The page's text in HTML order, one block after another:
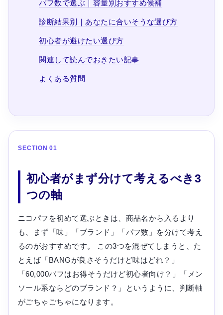
パフ数で選ぶ｜容量別おすすめ候補
診断結果別｜あなたに合いそうな選び方
初心者が避けたい選び方
関連して読んでおきたい記事
よくある質問
SECTION 01
初心者がまず分けて考えるべき3
つの軸
ニコパフを初めて選ぶときは、商品名から入るより
も、まず「味」「ブランド」「パフ数」を分けて考え
るのがおすすめです。 この3つを混ぜてしまうと、た
とえば「BANGが良さそうだけど味はどれ？」
「60,000パフはお得そうだけど初心者向け？」「メン
ソール系ならどのブランド？」というように、判断軸
がごちゃごちゃになります。